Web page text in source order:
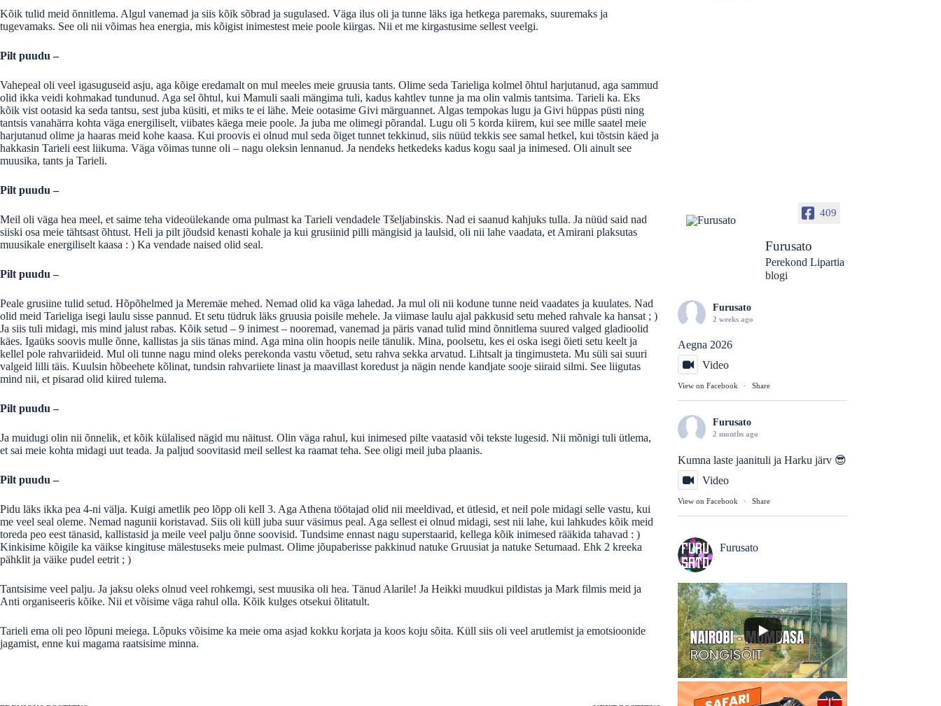
Kõik tulid meid õnnitlema. Algul vanemad ja siis kõik sõbrad ja sugulased. Väga ilus oli ja tunne läks iga hetkega paremaks, suuremaks ja
tugevamaks. See oli nii võimas hea energia, mis kõigist inimestest meie poole kiirgas. Nii et me kirgastusime sellest veelgi.
Pilt puudu –
Vahepeal oli veel igasuguseid asju, aga kõige eredamalt on mul meeles meie gruusia tants. Olime seda Tarieliga kolmel õhtul harjutanud, aga sammud
olid ikka veidi kohmakad tundunud. Aga sel õhtul, kui Mamuli saali mängima tuli, kadus kahtlev tunne ja ma olin valmis tantsima. Tarieli ka. Eks
kõik vist ootasid ka seda tantsu, sest juba küsiti, et miks te ei lähe. Meie ootasime Givi märguannet. Algas tempokas lugu ja Givi hüppas püsti ning
tantsis vanahärra kohta väga energiliselt, viibates käega meie poole. Ja juba me olimegi põrandal. Lugu oli 5 korda kiirem, kui see mille saatel meie
harjutanud olime ja haaras meid kohe kaasa. Kui proovis ei olnud mul seda õiget tunnet tekkinud, siis nüüd tekkis see samal hetkel, kui tõstsin käed ja
hakkasin Tarieli eest liikuma. Väga võimas tunne oli – nagu oleksin lennanud. Ja nendeks hetkedeks kadus kogu saal ja inimesed. Oli ainult see
muusika, tants ja Tarieli.
Pilt puudu –
Meil oli väga hea meel, et saime teha videoülekande oma pulmast ka Tarieli vendadele Tšeljabinskis. Nad ei saanud kahjuks tulla. Ja nüüd said nad
siiski osa meie tähtsast õhtust. Heli ja pilt jõudsid kenasti kohale ja kui grusiinid pilli mängisid ja laulsid, oli nii lahe vaadata, et Amirani plaksutas
muusikale energiliselt kaasa : ) Ka vendade naised olid seal.
Pilt puudu –
Peale grusiine tulid setud. Hõpõhelmed ja Meremäe mehed. Nemad olid ka väga lahedad. Ja mul oli nii kodune tunne neid vaadates ja kuulates. Nad
olid meid Tarieliga isegi laulu sisse pannud. Et setu tüdruk läks gruusia poisile mehele. Ja viimase laulu ajal pakkusid setu mehed rahvale ka hansat ; )
Ja siis tuli midagi, mis mind jalust rabas. Kõik setud – 9 inimest – nooremad, vanemad ja päris vanad tulid mind õnnitlema suured valged gladioolid
käes. Igaüks soovis mulle õnne, kallistas ja siis tänas mind. Aga mina olin hoopis neile tänulik. Mina, poolsetu, kes ei oska isegi õieti setu keelt ja
kellel pole rahvariideid. Mul oli tunne nagu mind oleks perekonda vastu võetud, setu rahva sekka arvatud. Lihtsalt ja tingimusteta. Mu süli sai suuri
valgeid lilli täis. Kuulsin hõbeehete kõlinat, tundsin rahvariiete linast ja maavillast koredust ja nägin nende kandjate sooje siiraid silmi. See liigutas
mind nii, et pisarad olid kiired tulema.
Pilt puudu –
Ja muidugi olin nii õnnelik, et kõik külalised nägid mu näitust. Olin väga rahul, kui inimesed pilte vaatasid või tekste lugesid. Nii mõnigi tuli ütlema,
et sai meie kohta midagi uut teada. Ja paljud soovitasid meil sellest ka raamat teha. See oligi meil juba plaanis.
Pilt puudu –
Pidu läks ikka pea 4-ni välja. Kuigi ametlik peo lõpp oli kell 3. Aga Athena töötajad olid nii meeldivad, et ütlesid, et neil pole midagi selle vastu, kui
me veel seal oleme. Nemad nagunii koristavad. Siis oli küll juba suur väsimus peal. Aga sellest ei olnud midagi, sest nii lahe, kui lahkudes kõik meid
toreda peo eest tänasid, kallistasid ja meile veel palju õnne soovisid. Tundsime ennast nagu superstaarid, kellega kõik inimesed rääkida tahavad : )
Kinkisime kõigile ka väikse kingituse mälestuseks meie pulmast. Olime jõupaberisse pakkinud natuke Gruusiat ja natuke Setumaad. Ehk 2 kreeka
pähklit ja väike pudel eetrit ; )
Tantsisime veel palju. Ja jaksu oleks olnud veel rohkemgi, sest muusika oli hea. Tänud Alarile! Ja Heikki muudkui pildistas ja Mark filmis meid ja
Anti organiseeris kõike. Nii et võisime väga rahul olla. Kõik kulges otsekui õlitatult.
Tarieli ema oli peo lõpuni meiega. Lõpuks võisime ka meie oma asjad kokku korjata ja koos koju sõita. Küll siis oli veel arutlemist ja emotsioonide
jagamist, enne kui magama raatsisime minna.
409
Furusato
Perekond Lipartia
blogi
Furusato
2 weeks ago
Aegna 2026
Video
View on Facebook · Share
Furusato
2 months ago
Kumna laste jaanituli ja Harku järv 😎
Video
View on Facebook · Share
Furusato